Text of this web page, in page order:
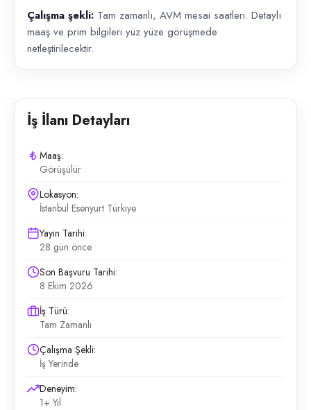
Çalışma şekli: Tam zamanlı, AVM mesai saatleri. Detaylı
maaş ve prim bilgileri yüz yüze görüşmede
netleştirilecektir.
İş İlanı Detayları
Maaş:
Görüşülür
Lokasyon:
İstanbul Esenyurt Türkiye
Yayın Tarihi:
28 gün önce
Son Başvuru Tarihi:
8 Ekim 2026
İş Türü:
Tam Zamanlı
Çalışma Şekli:
İş Yerinde
Deneyim:
1+ Yıl